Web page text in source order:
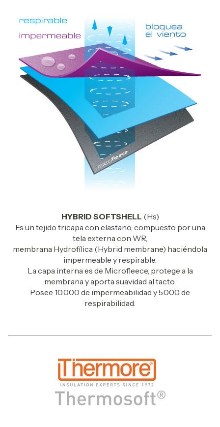
HYBRID SOFTSHELL (Hs)
Es un tejido tricapa con elastano, compuesto por una
tela externa con WR,
membrana Hydrofílica (Hybrid membrane) haciéndola
impermeable y respirable.
La capa interna es de Microfleece, protege a la
membrana y aporta suavidad al tacto.
Posee 10.000 de impermeabilidad y 5.000 de
respirabilidad.